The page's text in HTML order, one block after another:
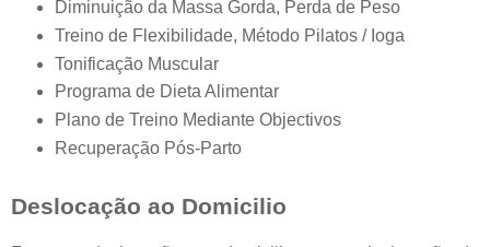
Diminuição da Massa Gorda, Perda de Peso
Treino de Flexibilidade, Método Pilatos / Ioga
Tonificação Muscular
Programa de Dieta Alimentar
Plano de Treino Mediante Objectivos
Recuperação Pós-Parto
Deslocação ao Domicilio